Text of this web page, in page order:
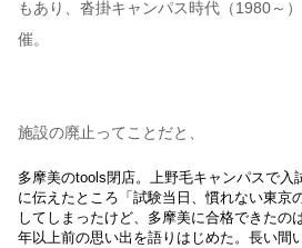
もあり、沓掛キャンパス時代（1980～
催。
施設の廃止ってことだと、
多摩美のtools閉店。上野毛キャンパスで入
に伝えたところ「試験当日、慣れない東京
してしまったけど、多摩美に合格できたの
年以上前の思い出を語りはじめた。長い間